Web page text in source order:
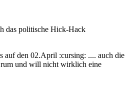
das politische Hick-Hack
auf den 02.April :cursing: .... auch die
und will nicht wirklich eine